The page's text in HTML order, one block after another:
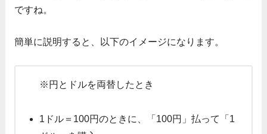
ですね。
簡単に説明すると、以下のイメージになります。
※円とドルを両替したとき
1ドル＝100円のときに、「100円」払って「1